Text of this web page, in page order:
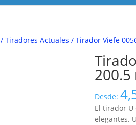
/Tiradores Actuales / Tirador Viefe
Desde:
El tirador
elegantes.